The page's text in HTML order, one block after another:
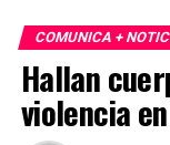
En otro tema, el
aseguró que el
Canadá (T-MEC)
ofreciendo
COMUNICA +
Hallan
violencia